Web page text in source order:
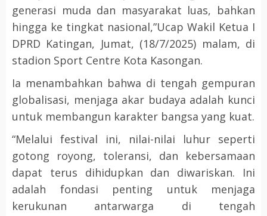
generasi muda dan masyarakat luas, bahkan
hingga ke tingkat nasional,”Ucap Wakil Ketua I
DPRD Katingan, Jumat, (18/7/2025) malam, di
stadion Sport Centre Kota Kasongan.
Ia menambahkan bahwa di tengah gempuran
globalisasi, menjaga akar budaya adalah kunci
untuk membangun karakter bangsa yang kuat.
“Melalui festival ini, nilai-nilai luhur seperti
gotong royong, toleransi, dan kebersamaan
dapat terus dihidupkan dan diwariskan. Ini
adalah fondasi penting untuk menjaga
kerukunan antarwarga di tengah